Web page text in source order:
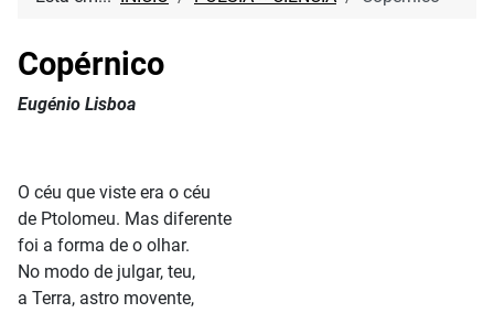
Copérnico
Eugénio Lisboa
O céu que viste era o céu
de Ptolomeu. Mas diferente
foi a forma de o olhar.
No modo de julgar, teu,
a Terra, astro movente,